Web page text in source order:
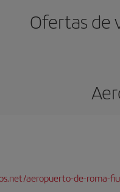
Ofertas de
aeropuerto-de-roma-